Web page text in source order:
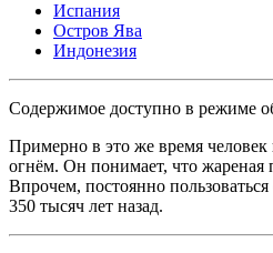
Испания
Остров Ява
Индонезия
Содержимое доступно в режиме
Примерно в это же время человек
огнём. Он понимает, что жареная
Впрочем, постоянно
350 тысяч лет назад.